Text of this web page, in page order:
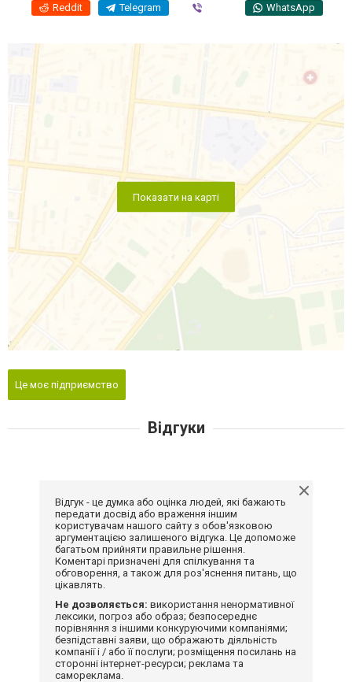
Reddit Telegram WhatsApp
Показати на карті
Це моє підприємство
Відгуки
Відгук - це думка або оцінка людей, які бажають
передати досвід або враження іншим
користувачам нашого сайту з обов'язковою
аргументацією залишеного відгука. Це допоможе
багатьом прийняти правильне рішення.
Коментарі призначені для спілкування та
обговорення, а також для роз'яснення питань, що
цікавлять.
Не дозволяється: використання ненормативної
лексики, погроз або образ; безпосереднє
порівняння з іншими конкуруючими компаніями;
безпідставні заяви, що ображають діяльність
компанії і / або її послуги; розміщення посилань на
сторонні інтернет-ресурси; реклама та
самореклама.